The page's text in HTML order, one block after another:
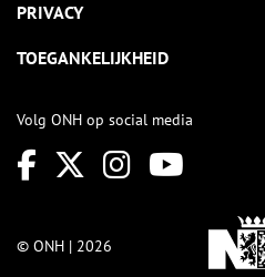
PRIVACY
TOEGANKELIJKHEID
Volg ONH op social media
© ONH | 2026